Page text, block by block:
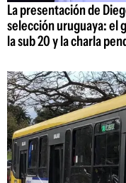
La presentación de
selección uruguaya: el
la sub 20 y la charla